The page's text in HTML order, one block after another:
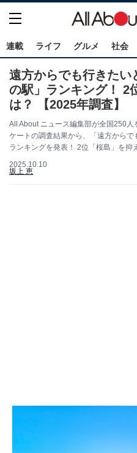
連載 ライフ グルメ 社会
遠方からでも行きたい
の駅」ランキング！ 2
は？ 【2025年調査】
All About ニュース編集部が全国250
ケートの調査結果から、「遠方からで
ランキングを発表！ 2位「桜島」を抑
2025.10.10
坂上 恵